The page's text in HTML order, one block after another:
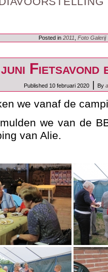
Posted in 2011 Foto Galerij
Fietsavond
Published 10 februari 2020 By
we vanaf de
we van de
van Alie.